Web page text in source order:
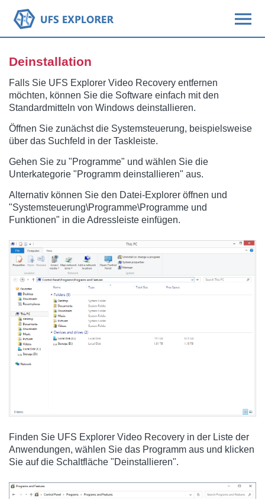
Deinstallation
Falls Sie UFS Explorer Video Recovery entfernen
möchten, können Sie die Software einfach mit den
Standardmitteln von Windows deinstallieren.
Öffnen Sie zunächst die Systemsteuerung, beispielsweise
über das Suchfeld in der Taskleiste.
Gehen Sie zu "Programme" und wählen Sie die
Unterkategorie "Programm deinstallieren" aus.
Alternativ können Sie den Datei-Explorer öffnen und
"Systemsteuerung\Programme\Programme und
Funktionen" in die Adressleiste einfügen.
Finden Sie UFS Explorer Video Recovery in der Liste der
Anwendungen, wählen Sie das Programm aus und klicken
Sie auf die Schaltfläche "Deinstallieren".